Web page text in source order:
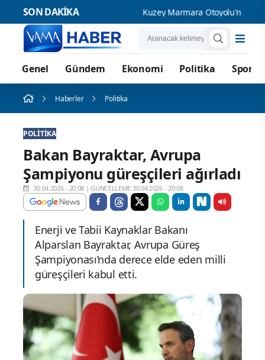
SON DAKİKA Kuzey Marmara Otoyolu'nda
Genel Gündem Ekonomi Politika Spor
Haberler Politika
POLITIKA
Bakan Bayraktar, Avrupa
Şampiyonu güreşçileri ağırladı
30.04.2026 - 20:08 |GÜNCELLEME:30.04.2026 - 20:08
Enerji ve Tabii Kaynaklar Bakanı
Alparslan Bayraktar, Avrupa Güreş
Şampiyonası’nda derece elde eden milli
güreşçileri kabul etti.